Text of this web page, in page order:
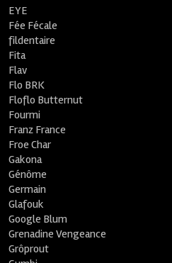
EYE
Fée Fécale
fildentaire
Fita
Flav
Flo BRK
Floflo Butternut
Fourmi
Franz France
Froe Char
Gakona
Génôme
Germain
Glafouk
Google Blum
Grenadine Vengeance
Grôprout